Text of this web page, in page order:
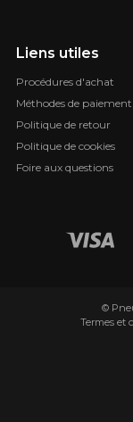
Liens utiles
Procédures d'achat
Méthodes de paiement
Politique de retour
Politique de cookies
Foire aux questions
©
Termes et